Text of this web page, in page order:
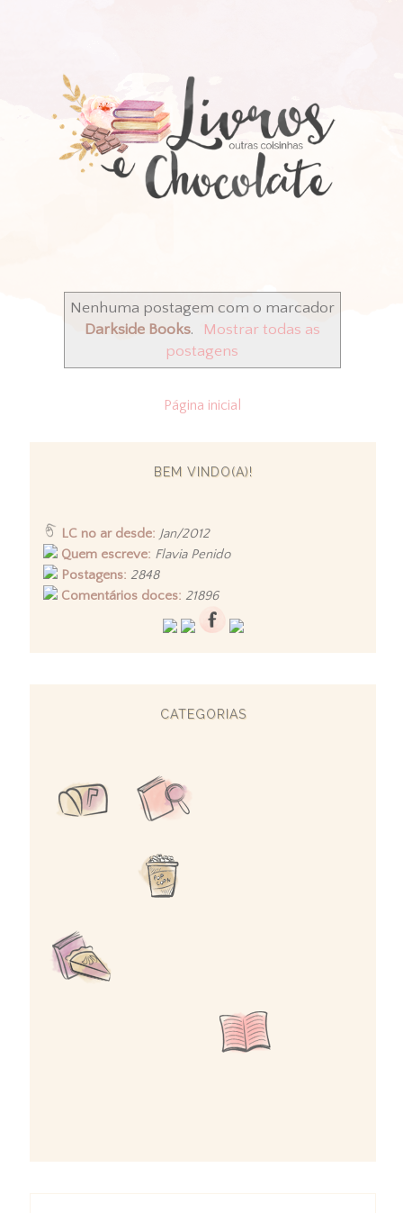
Nenhuma postagem com o marcador
Darkside Books.
Mostrar todas as
postagens
Página inicial
BEM VINDO(A)!
LC no ar desde: Jan/2012
Quem escreve: Flavia Penido
Postagens: 2848
Comentários doces: 21896
CATEGORIAS